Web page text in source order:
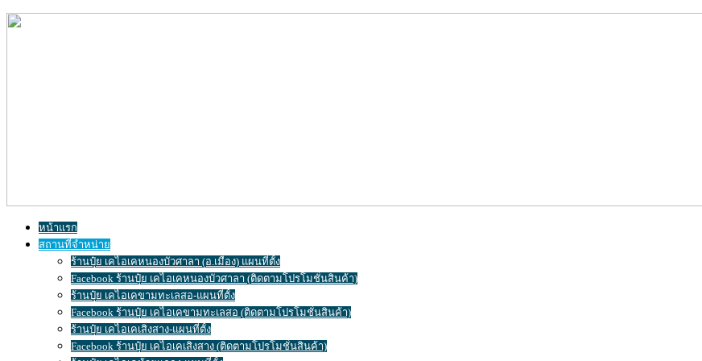
หน้าแรก
สถานที่จำหน่าย
ร้านปุ๋ย เคไอเคหนองบัวศาลา (อ.เมือง) แผนที่ตั้ง
Facebook ร้านปุ๋ย เคไอเคหนองบัวศาลา (ติดตามโปรโมชั่นสินค้า)
ร้านปุ๋ย เคไอเคขามทะเลสอ-แผนที่ตั้ง
Facebook ร้านปุ๋ย เคไอเคขามทะเลสอ (ติดตามโปรโมชั่นสินค้า)
ร้านปุ๋ย เคไอเคเสิงสาง-แผนที่ตั้ง
Facebook ร้านปุ๋ย เคไอเคเสิงสาง (ติดตามโปรโมชั่นสินค้า)